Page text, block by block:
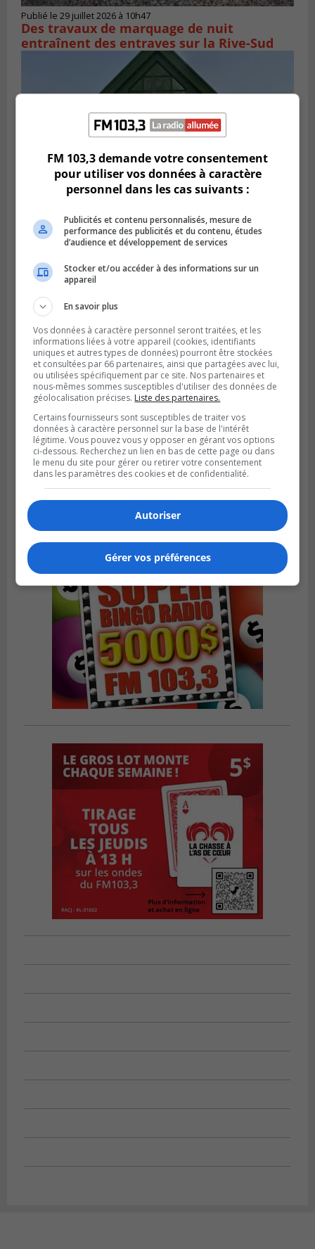
Publié le 29 juillet 2026 à 10h47
Des travaux de marquage de nuit
entraînent des entraves sur la Rive-Sud
VIEUX-LONGUEUIL
Publié le 28 juillet 2026 à 07h44
La Tablée des chefs obtient un appui
financier pour poursuivre sa mission
BOUCHERVILLE
Publié le 27 juillet 2026 à 19h58
Metro prend les moyens pour protéger son
personnel cadre
FM 103,3 demande votre consentement
pour utiliser vos données à caractère
personnel dans les cas suivants :
Publicités et contenu personnalisés, mesure de
performance des publicités et du contenu, études
d’audience et développement de services
Stocker et/ou accéder à des informations sur un
appareil
En savoir plus
Vos données à caractère personnel seront traitées, et les
informations liées à votre appareil (cookies, identifiants
uniques et autres types de données) pourront être stockées
et consultées par 66 partenaires, ainsi que partagées avec lui,
ou utilisées spécifiquement par ce site. Nos partenaires et
nous-mêmes sommes susceptibles d'utiliser des données de
géolocalisation précises. Liste des partenaires.
Certains fournisseurs sont susceptibles de traiter vos
données à caractère personnel sur la base de l'intérêt
légitime. Vous pouvez vous y opposer en gérant vos options
ci-dessous. Recherchez un lien en bas de cette page ou dans
le menu du site pour gérer ou retirer votre consentement
dans les paramètres des cookies et de confidentialité.
Autoriser
Gérer vos préférences